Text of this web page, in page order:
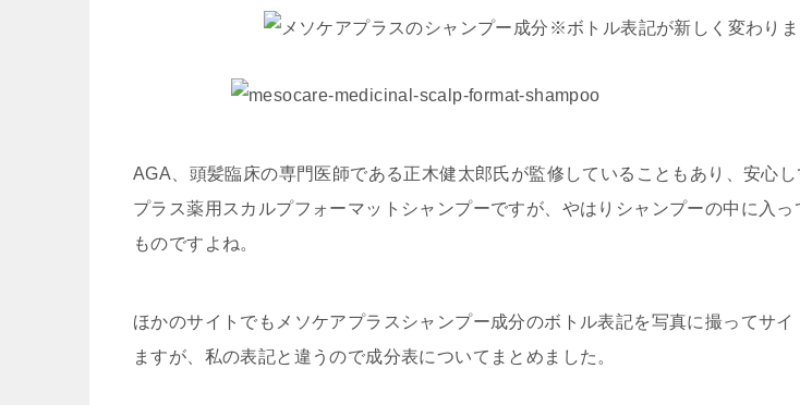
AGA、頭髪臨床の専門医師である正木健太郎氏が監修していることもあり、安心
プラス薬用スカルプフォーマットシャンプーですが、やはりシャンプーの中に入っ
ものですよね。
ほかのサイトでもメソケアプラスシャンプー成分のボトル表記を写真に撮ってサ
ますが、私の表記と違うので成分表についてまとめました。